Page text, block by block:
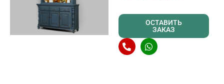
ОСТАВИТЬ
ЗАКАЗ